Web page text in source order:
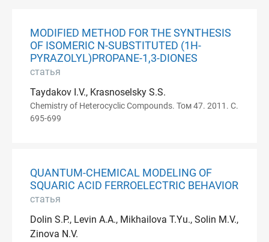
MODIFIED METHOD FOR THE SYNTHESIS
OF ISOMERIC N-SUBSTITUTED (1H-
PYRAZOLYL)PROPANE-1,3-DIONES
статья
Taydakov I.V., Krasnoselsky S.S.
Chemistry of Heterocyclic Compounds. Том 47. 2011. С.
695-699
QUANTUM-CHEMICAL MODELING OF
SQUARIC ACID FERROELECTRIC BEHAVIOR
статья
Dolin S.P., Levin A.A., Mikhailova T.Yu., Solin M.V.,
Zinova N.V.